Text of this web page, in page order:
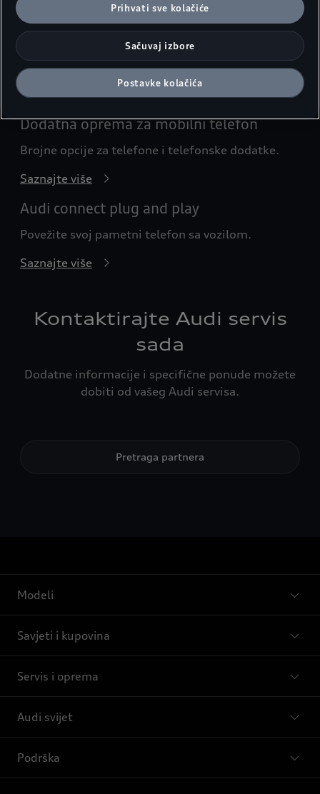
Odbrambeni sistem
Tako da se štetočine ne mogu udobno smestiti u
vašem Audiju.
Dodatna oprema za mobilni telefon
Brojne opcije za telefone i telefonske dodatke.
Saznajte više
Audi connect plug and play
Povežite svoj pametni telefon sa vozilom.
Saznajte više
Kontaktirajte Audi servis
sada
Dodatne informacije i specifične ponude možete
dobiti od vašeg Audi servisa.
Pretraga partnera
Modeli
Savjeti i kupovina
Servis i oprema
Audi svijet
Podrška
Prihvati sve kolačiće
Sačuvaj izbore
Postavke kolačića